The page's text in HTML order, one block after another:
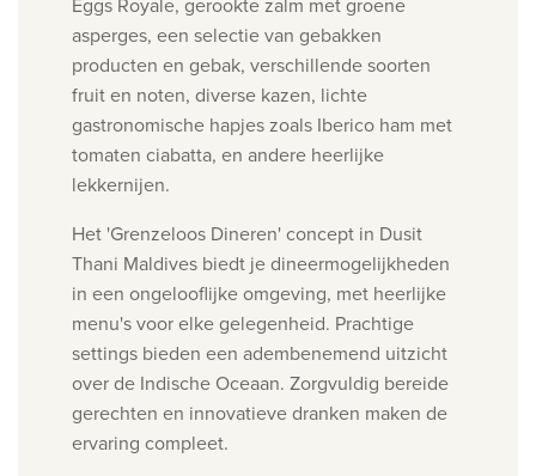
asperges, een selectie van gebakken
producten en gebak, verschillende soorten
fruit en noten, diverse kazen, lichte
gastronomische hapjes zoals Iberico ham met
tomaten ciabatta, en andere heerlijke
lekkernijen.
Het 'Grenzeloos Dineren' concept in Dusit
Thani Maldives biedt je dineermogelijkheden
in een ongelooflijke omgeving, met heerlijke
menu's voor elke gelegenheid. Prachtige
settings bieden een adembenemend uitzicht
over de Indische Oceaan. Zorgvuldig bereide
gerechten en innovatieve dranken maken de
ervaring compleet.